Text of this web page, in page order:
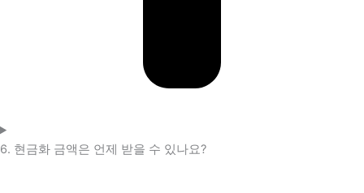
6. 현금화 금액은 언제 받을 수 있나요?